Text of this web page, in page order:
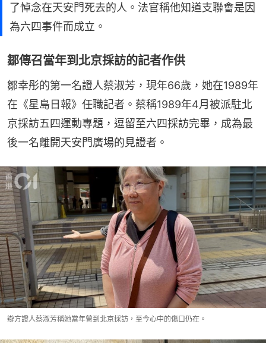
了悼念在天安門死去的人。法官稱他知道支聯會是因
為六四事件而成立。
鄒傳召當年到北京採訪的記者作供
鄒幸彤的第一名證人蔡淑芳，現年66歲，她在1989年
在《星島日報》任職記者。蔡稱1989年4月被派駐北
京採訪五四運動專題，逗留至六四採訪完畢，成為最
後一名離開天安門廣場的見證者。
辯方證人蔡淑芳稱她當年曾到北京採訪，至今心中的傷口仍在。